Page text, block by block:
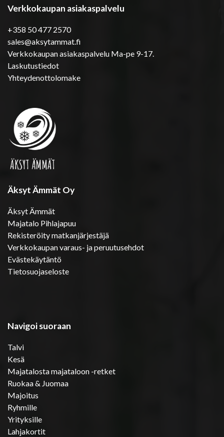
Verkkokaupan asiakaspalvelu
+358 50 477 2570
sales@aksytammat.fi
Verkkokaupan asiakaspalvelu Ma-pe 9-17.
Laskutustiedot
Yhteydenottolomake
Äksyt Ämmät Oy
Äksyt Ämmät
Majatalo Pihlajapuu
Rekisteröity matkanjärjestäjä
Verkkokaupan varaus- ja peruutusehdot
Evästekäytäntö
Tietosuojaseloste
Navigoi suoraan
Talvi
Kesä
Majatalosta majataloon -retket
Ruokaa & Juomaa
Majoitus
Ryhmille
Yrityksille
Lahjakortit